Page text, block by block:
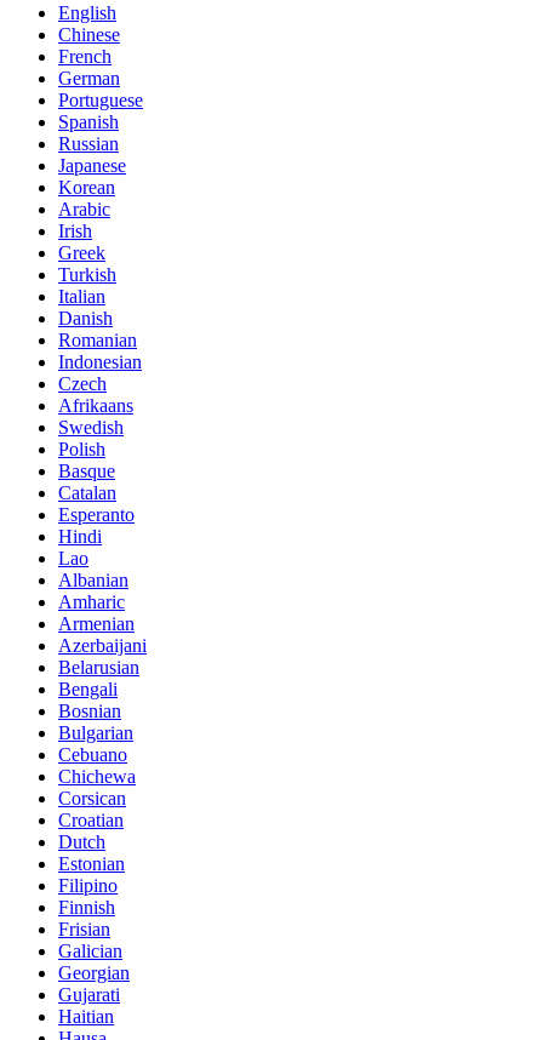
English
Chinese
French
German
Portuguese
Spanish
Russian
Japanese
Korean
Arabic
Irish
Greek
Turkish
Italian
Danish
Romanian
Indonesian
Czech
Afrikaans
Swedish
Polish
Basque
Catalan
Esperanto
Hindi
Lao
Albanian
Amharic
Armenian
Azerbaijani
Belarusian
Bengali
Bosnian
Bulgarian
Cebuano
Chichewa
Corsican
Croatian
Dutch
Estonian
Filipino
Finnish
Frisian
Galician
Georgian
Gujarati
Haitian